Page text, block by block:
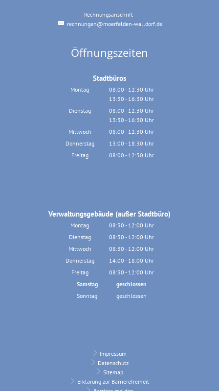
Rechnungsanschrift
rechnungen@moerfelden-walldorf.de
Öffnungszeiten
Stadtbüros
Montag 08:00 - 12:30 Uhr
Von 08:00 bis 12:30 Uhr
13:30 - 16:30 Uhr
Von 13:30 bis 16:30 Uhr
Dienstag 08:00 - 12:30 Uhr
Von 08:00 bis 12:30 Uhr
13:30 - 16:30 Uhr
Von 13:30 bis 16:30 Uhr
Mittwoch 08:00 - 12:30 Uhr
Von 08:00 bis 12:30 Uhr
Donnerstag 13:00 - 18:30 Uhr
Von 13:00 bis 18:30 Uhr
Freitag 08:00 - 12:30 Uhr
Verwaltungsgebäude (außer Stadtbüro)
Montag 08:30 - 12:00 Uhr
Von 08:30 bis 12:00 Uhr
Dienstag 08:30 - 12:00 Uhr
Von 08:30 bis 12:00 Uhr
Mittwoch 08:30 - 12:00 Uhr
Von 08:30 bis 12:00 Uhr
Donnerstag 14:00 - 18:00 Uhr
Von 14:00 bis 18:00 Uhr
Freitag 08:30 - 12:00 Uhr
Von 08:30 bis 12:00 Uhr
Samstag
geschlossen
Sonntag
geschlossen
Impressum
Datenschutz
Sitemap
Erklärung zur Barrierefreiheit